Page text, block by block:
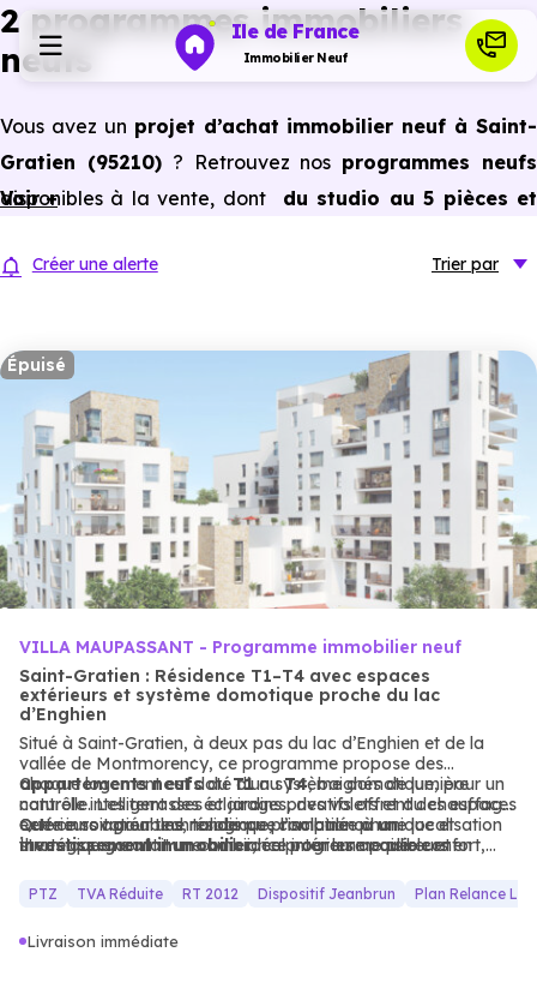
Ile de France
Immobilier Neuf
Programmes neufs
Actualités
Ressources
Financer
2 programmes immobiliers
neufs
Vous avez un projet d’achat immobilier neuf à Saint-
Gratien (95210)? Retrouvez nos programmes neufs
disponibles à la vente, dont
du studio au 5 pièces et
des avantages du neuf :
PTZ, TVA réduitedans certains
cas, frais de notaire réduits, bonnes performances
énergétiques, garanties constructeur, etc.
Voir +
Créer une alerte Trier par
Épuisé
VILLA MAUPASSANT - Programme immobilier neuf
Saint-Gratien : Résidence T1–T4 avec espaces
extérieurs et système domotique proche du lac
d’Enghien
Situé à Saint-Gratien, à deux pas du lac d’Enghien et de la
vallée de Montmorency, ce programme propose des
appartementsneufsduT1auT4, baignés de lumière
naturelle. Les terrasses et jardins privatifs offrent des espaces
extérieurs agréables, tandis que l’isolation phonique et
thermique garantit une ambiance intérieure paisible et
Chaque logement est doté d’un système domotique, pour un
contrôle intelligent des éclairages, des volets et du chauffage.
Cette innovation technologique, combinée à une localisation
stratégique, en fait un choix idéal pour les acquéreurs en
Que ce soit pour une résidence principale ou un
investissement immobilier, ce programme allie confort,
environnement résidentiel dynamique.
PTZ TVA Réduite RT 2012 Dispositif Jeanbrun Plan Relance
Livraison immédiate